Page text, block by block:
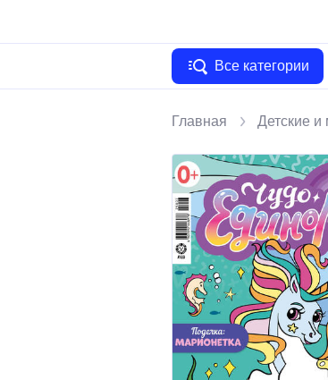
Все категории
Главная Детские